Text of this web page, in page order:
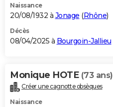
Naissance
20/08/1932 à Jonage (Rhône)
Décès
08/04/2025 à Bourgoin-Jallieu
Monique HOTE (73 ans)
Créer une cagnotte obsèques
Naissance